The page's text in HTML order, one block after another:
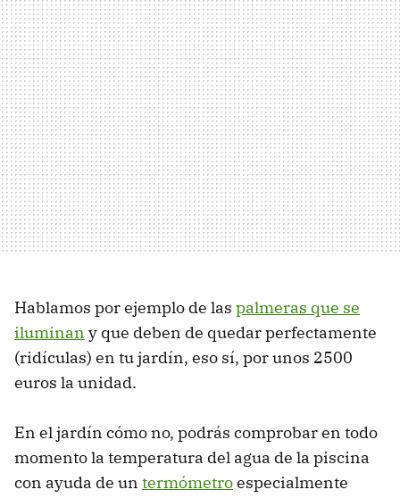
Hablamos por ejemplo de las palmeras que se
iluminan y que deben de quedar perfectamente
(ridículas) en tu jardín, eso sí, por unos 2500
euros la unidad.
En el jardín cómo no, podrás comprobar en todo
momento la temperatura del agua de la piscina
con ayuda de un termómetroespecialmente